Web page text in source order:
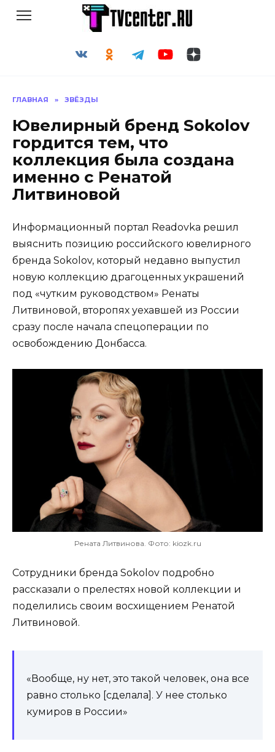
ГЛАВНАЯ » ЗВЁЗДЫ
Ювелирный бренд Sokolov
гордится тем, что
коллекция была создана
именно с Ренатой
Литвиновой
Информационный портал Readovka решил
выяснить позицию российского ювелирного
бренда Sokolov, который недавно выпустил
новую коллекцию драгоценных украшений
под «чутким руководством» Ренаты
Литвиновой, второпях уехавшей из России
сразу после начала спецоперации по
освобождению Донбасса.
Рената Литвинова. Фото: kiozk.ru
Сотрудники бренда Sokolov подробно
рассказали о прелестях новой коллекции и
поделились своим восхищением Ренатой
Литвиновой.
«Вообще, ну нет, это такой человек, она все
равно столько [сделала]. У нее столько
кумиров в России»